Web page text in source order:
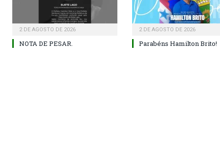
2 DE AGOSTO DE 2026
NOTA DE PESAR.
2 DE AGOSTO DE 2026
Parabéns Hamilton Brito!